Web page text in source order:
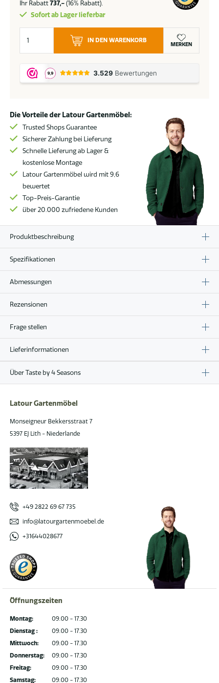
Ihr Rabatt737,-(16% Rabatt).
Sofort ab Lager lieferbar
4
Seasons
Puglia
Gartenmöbel-
Set
Latte
mit
Nevada-
Tisch
mit
Keramikplatte
250
Menge
IN DEN WARENKORB
MERKEN
Die Vorteile der Latour Gartenmöbel:
Trusted Shops Guarantee
Sicherer Zahlung bei Lieferung
Schnelle Lieferung ab Lager &
kostenlose Montage
Latour Gartenmöbel wird mit 9,6
bewertet
Top-Preis-Garantie
über 20.000 zufriedene Kunden
Produktbeschreibung
Spezifikationen
Abmessungen
Rezensionen
Frage stellen
Lieferinformationen
Über Taste by 4 Seasons
Latour Gartenmöbel
Monseigneur Bekkersstraat 7
5397 EJ Lith - Niederlande
+49 2822 69 67 735
info@latourgartenmoebel.de
+31644028677
Öffnungszeiten
Montag:
Dienstag :
Mittwoch:
Donnerstag:
Freitag:
Samstag:
09.00 - 17.30
09.00 - 17.30
09.00 - 17.30
09.00 - 17.30
09.00 - 17.30
09.00 - 17.30